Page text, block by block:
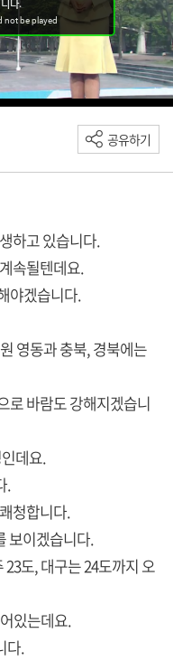
공유하기
하고 있습니다.
속될텐데요.
야겠습니다.
영동과 충북, 경북에는
로 바람도 강해지겠습니
데요.
.
청합니다.
보이겠습니다.
도, 대구는 24도까지 오
있는데요.
다.